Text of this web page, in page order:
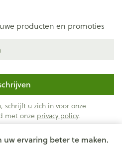
uw ervaring beter te maken.
producten en promoties
schrijft u zich in voor onze
met onze privacy policy.